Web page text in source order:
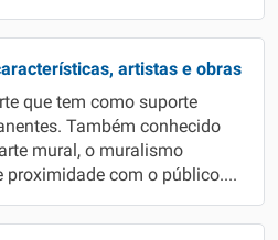
artistas e obras
que tem como suporte
Também conhecido
mural, o muralismo
proximidade com o público....